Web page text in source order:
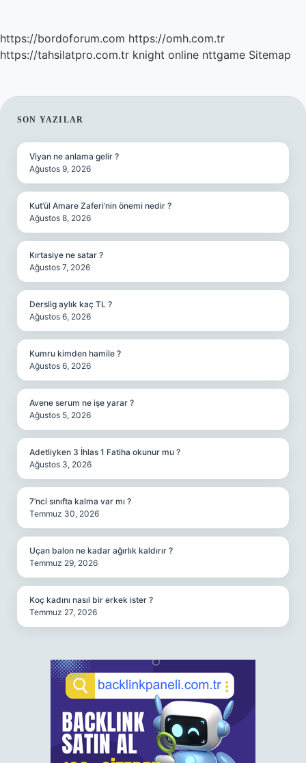
https://bordoforum.com https://omh.com.tr
https://tahsilatpro.com.tr knight online nttgame Sitemap
SIDEBAR
SON YAZILAR
Viyan ne anlama gelir ?
Ağustos 9, 2026
Kut’ül Amare Zaferi’nin önemi nedir ?
Ağustos 8, 2026
Kırtasiye ne satar ?
Ağustos 7, 2026
Derslig aylık kaç TL ?
Ağustos 6, 2026
Kumru kimden hamile ?
Ağustos 6, 2026
Avene serum ne işe yarar ?
Ağustos 5, 2026
Adetliyken 3 İhlas 1 Fatiha okunur mu ?
Ağustos 3, 2026
7’nci sınıfta kalma var mı ?
Temmuz 30, 2026
Uçan balon ne kadar ağırlık kaldırır ?
Temmuz 29, 2026
Koç kadını nasıl bir erkek ister ?
Temmuz 27, 2026